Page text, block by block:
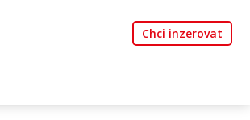
Chci inzerovat